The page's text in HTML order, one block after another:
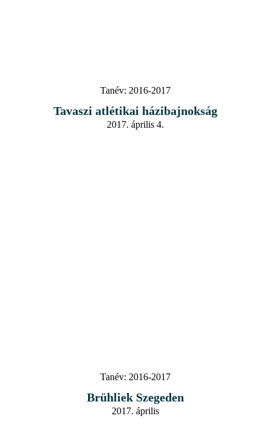
Tanév: 2016-2017
Tavaszi atlétikai házibajnokság
2017. április 4.
Tanév: 2016-2017
Brühliek Szegeden
2017. április